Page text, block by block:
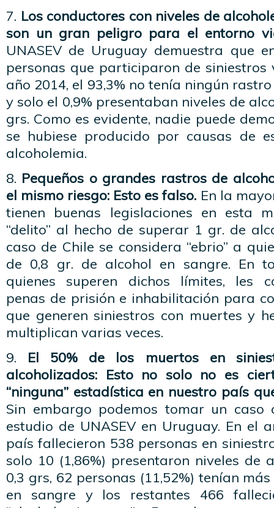
7. Los conductores con niveles de
son un gran peligro para el entorno
UNASEV de Uruguay demuestra que
personas que participaron de siniestros
año 2014, el 93,3% no tenía ningún
y solo el 0,9% presentaban niveles de
grs. Como es evidente, nadie puede
se hubiese producido por causas de
alcoholemia.
8. Pequeños o grandes rastros de
el mismo riesgo: Esto es falso. En la
tienen buenas legislaciones en esta
“delito” al hecho de superar 1 gr. de
caso de Chile se considera “ebrio” a
de 0,8 gr. de alcohol en sangre. En
quienes superen dichos límites, les
penas de prisión e inhabilitación para
que generen siniestros con muertes y
multiplican varias veces.
9. El 50% de los muertos en
alcoholizados: Esto no solo no es
“ninguna” estadística en nuestro país
Sin embargo podemos tomar un caso
estudio de UNASEV en Uruguay. En el
país fallecieron 538 personas en
solo 10 (1,86%) presentaron niveles de
0,3 grs, 62 personas (11,52%) tenían
en sangre y los restantes 466